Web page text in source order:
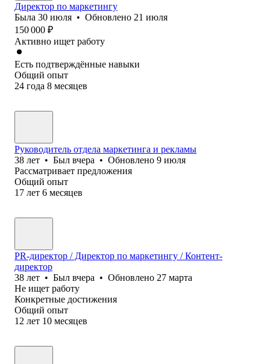
Директор по маркетингу
Была 30 июля • Обновлено 21 июля
150 000 ₽
Активно ищет работу
Есть подтверждённые навыки
Общий опыт
24 года 8 месяцев
Руководитель отдела маркетинга и рекламы
38 лет • Был вчера • Обновлено 9 июля
Рассматривает предложения
Общий опыт
17 лет 6 месяцев
PR-директор / Директор по маркетингу / Контент-
директор
38 лет • Был вчера • Обновлено 27 марта
Не ищет работу
Конкретные достижения
Общий опыт
12 лет 10 месяцев